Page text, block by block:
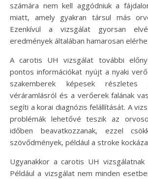
számára nem kell aggódniuk a
miatt, amely gyakran társul más
Ezenkívül a vizsgálat gyorsan
eredmények általában hamarosan
A carotis UH vizsgálat további
pontos információkat nyújt a nyaki
szakemberek képesek
véráramlásról és a verőerek falának
segíti a korai diagnózis felállítását. A
problémák lehetővé teszik az
időben beavatkozzanak, ezzel
szövődmények, például a stroke
Ugyanakkor a carotis UH vizsgálatnak
Például a vizsgálat nem minden